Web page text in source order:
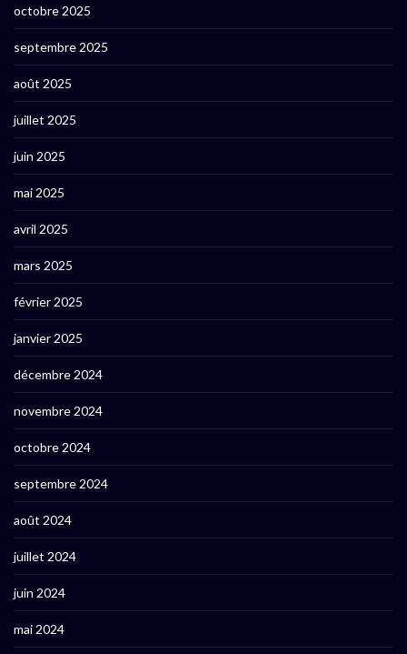
octobre 2025
septembre 2025
août 2025
juillet 2025
juin 2025
mai 2025
avril 2025
mars 2025
février 2025
janvier 2025
décembre 2024
novembre 2024
octobre 2024
septembre 2024
août 2024
juillet 2024
juin 2024
mai 2024